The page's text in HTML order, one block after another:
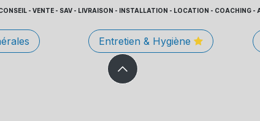
- VENTE - SAV - LIVRAISON - INSTALLATION - LOCATION - COACHING -
Entretien & Hygiène